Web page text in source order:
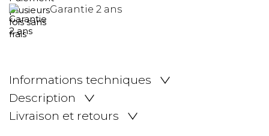
Garantie 2 ans
Informations techniques
Description
Livraison et retours